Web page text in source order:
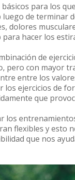
para los
de terminar
dolores
hacer los
de
pero con mayor
entre los
los ejercicios de
que
los
flexibles y esto
que nos